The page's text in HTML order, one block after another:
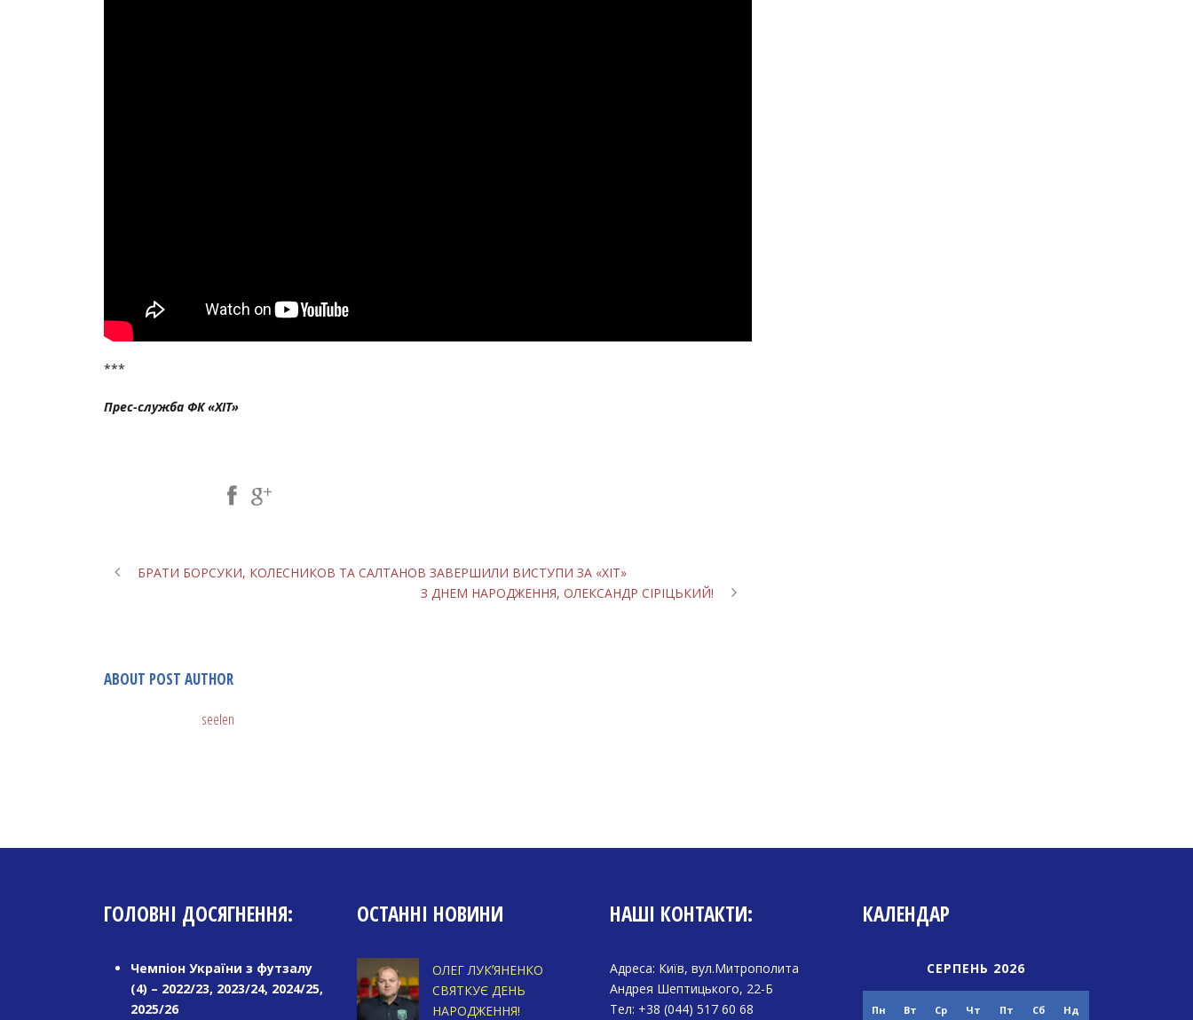
***
Прес-служба ФК «ХІТ»
БРАТИ БОРСУКИ, КОЛЕСНИКОВ ТА САЛТАНОВ ЗАВЕРШИЛИ ВИСТУПИ ЗА «ХІТ»
З ДНЕМ НАРОДЖЕННЯ, ОЛЕКСАНДР СІРІЦЬКИЙ!
ABOUT POST AUTHOR
seelen
ГОЛОВНІ ДОСЯГНЕННЯ:
Чемпіон України з футзалу
(4) – 2022/23, 2023/24, 2024/25,
2025/26
ОСТАННІ НОВИНИ
ОЛЕГ ЛУКʼЯНЕНКО
СВЯТКУЄ ДЕНЬ
НАРОДЖЕННЯ!
НАШІ КОНТАКТИ:
Адреса: Київ, вул.Митрополита
Андрея Шептицького, 22-Б
Тел: +38 (044) 517 60 68
КАЛЕНДАР
СЕРПЕНЬ 2026
Пн Вт Ср Чт Пт Сб Нд